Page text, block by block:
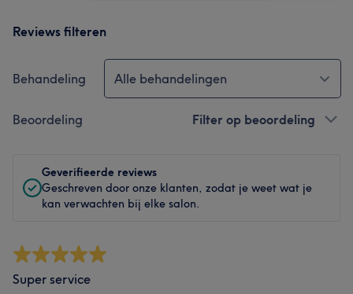
Reviews filteren
Behandeling Alle behandelingen
Beoordeling Filter op beoordeling
Geverifieerde reviews
Geschreven door onze klanten, zodat je weet wat je
kan verwachten bij elke salon.
Super service